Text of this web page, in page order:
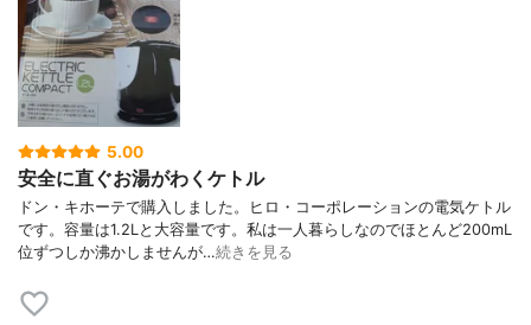
5.00
安全に直ぐお湯がわくケトル
ドン・キホーテで購入しました。ヒロ・コーポレーションの電気ケトル
です。容量は1.2Lと大容量です。私は一人暮らしなのでほとんど200mL
位ずつしか沸かしませんが…続きを見る